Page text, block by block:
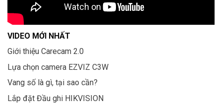
VIDEO MỚI NHẤT
Giới thiệu Carecam 2.0
Lựa chọn camera EZVIZ C3W
Vang số là gì, tại sao cần?
Lắp đặt Đầu ghi HIKVISION